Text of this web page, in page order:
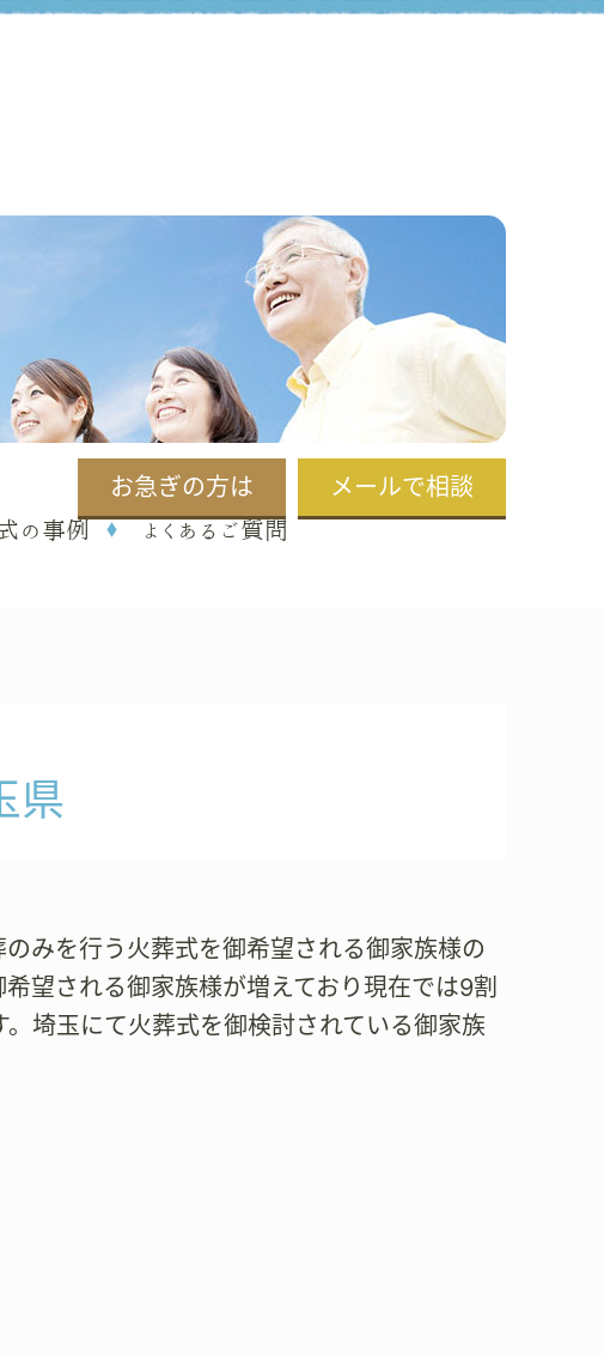
お急ぎの方は メールで相談
の事例 よくあるご質問
県
みを行う火葬式を御希望される御家族様の
望される御家族様が増えており現在では9割
埼玉にて火葬式を御検討されている御家族